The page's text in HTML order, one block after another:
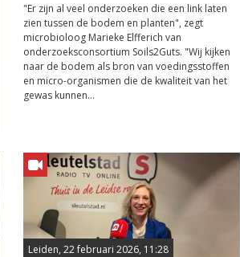
"Er zijn al veel onderzoeken die een link laten
zien tussen de bodem en planten", zegt
microbioloog Marieke Elfferich van
onderzoeksconsortium Soils2Guts. "Wij kijken
naar de bodem als bron van voedingsstoffen
en micro-organismen die de kwaliteit van het
gewas kunnen...
Leiden, 22 februari 2026, 11:28